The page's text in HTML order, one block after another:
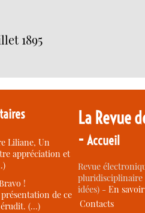
1895
Liliane, Un
appréciation et
!
de ce
(…)
La Revue
-Accueil
Revue
idées) -En
Contacts